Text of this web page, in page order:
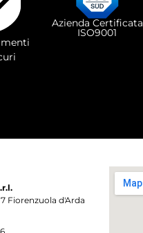
Azienda Certificata
ISO9001
Fiorenzuola d'Arda